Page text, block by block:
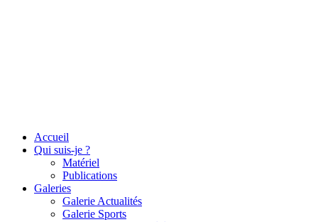
Accueil
Qui suis-je ?
Matériel
Publications
Galeries
Galerie Actualités
Galerie Sports